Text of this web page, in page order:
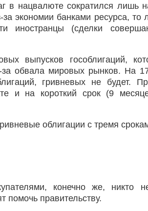
в нацвалюте сократился лишь
экономии банками ресурса, то
иностранцы (сделки
выпусков гособлигаций,
за обвала мировых рынков. На
гривневых не будет.
и на короткий срок (9
облигации с тремя
конечно же, никто
помочь правительству.